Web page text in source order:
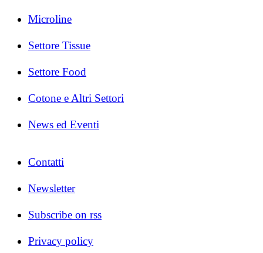
Microline
Settore Tissue
Settore Food
Cotone e Altri Settori
News ed Eventi
Contatti
Newsletter
Subscribe on rss
Privacy policy